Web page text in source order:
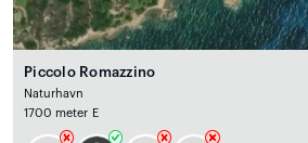
Piccolo Romazzino
Naturhavn
1700 meter E